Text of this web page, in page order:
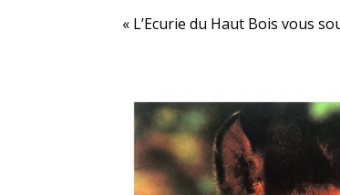
« L’Ecurie du Haut Bois vous